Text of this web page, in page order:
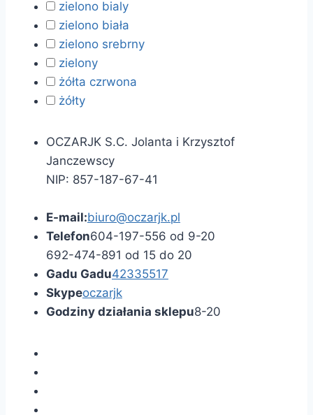
zielono bialy
zielono biała
zielono srebrny
zielony
żółta czrwona
żółty
OCZARJK S.C. Jolanta i Krzysztof
Janczewscy
NIP: 857-187-67-41
E-mail:biuro@oczarjk.pl
Telefon604-197-556 od 9-20
692-474-891 od 15 do 20
Gadu Gadu42335517
Skypeoczarjk
Godziny działania sklepu8-20